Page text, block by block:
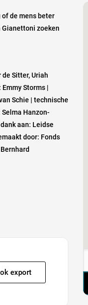
of de mens beter
Gianettoni zoeken
Sitter, Uriah
Storms |
Schie | technische
Hanzon-
aan: Leidse
door: Fonds
export